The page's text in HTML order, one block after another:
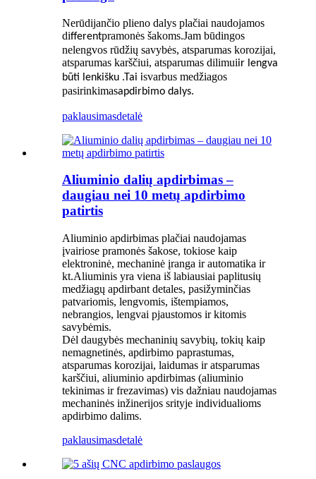
Nerūdijančio plieno dalys plačiai naudojamos
differentpramonės šakoms.Jam būdingos
nelengvos rūdžių savybės, atsparumas korozijai,
atsparumas karščiui, atsparumas dilimuiir lengva
būti lenkišku .Tai isvarbus medžiagos
pasirinkimasapdirbimo dalys.
paklausimasdetalė
Aliuminio dalių apdirbimas –
daugiau nei 10 metų apdirbimo
patirtis
Aliuminio apdirbimas plačiai naudojamas
įvairiose pramonės šakose, tokiose kaip
elektroninė, mechaninė įranga ir automatika ir
kt.Aliuminis yra viena iš labiausiai paplitusių
medžiagų apdirbant detales, pasižyminčias
patvariomis, lengvomis, ištempiamos,
nebrangios, lengvai pjaustomos ir kitomis
savybėmis.
Dėl daugybės mechaninių savybių, tokių kaip
nemagnetinės, apdirbimo paprastumas,
atsparumas korozijai, laidumas ir atsparumas
karščiui, aliuminio apdirbimas (aliuminio
tekinimas ir frezavimas) vis dažniau naudojamas
mechaninės inžinerijos srityje individualioms
apdirbimo dalims.
paklausimasdetalė